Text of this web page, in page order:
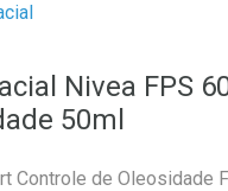
Nivea FPS
50ml
Controle de Oleosidade